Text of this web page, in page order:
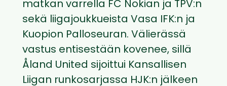
matkan varrella FC Nokian ja TPV:n
sekä liigajoukkueista Vasa IFK:n ja
Kuopion Palloseuran. Välierässä
vastus entisestään kovenee, sillä
Åland United sijoittui Kansallisen
Liigan runkosarjassa HJK:n jälkeen